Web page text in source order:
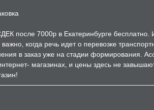
после 7000р в Екатеринбурге
когда речь идет о перевозке
в заказ уже на стадии формирования.
магазинах, и цены здесь не